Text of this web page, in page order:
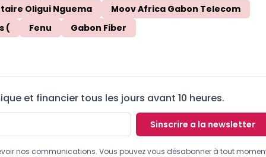
Oligui Nguema
Moov Africa Gabon Telecom
(
Fenu Gabon Fiber
et financier tous les jours avant 10 heures.
Sinscrire a la newsletter
nos communications. Vous pouvez vous désabonner à tout